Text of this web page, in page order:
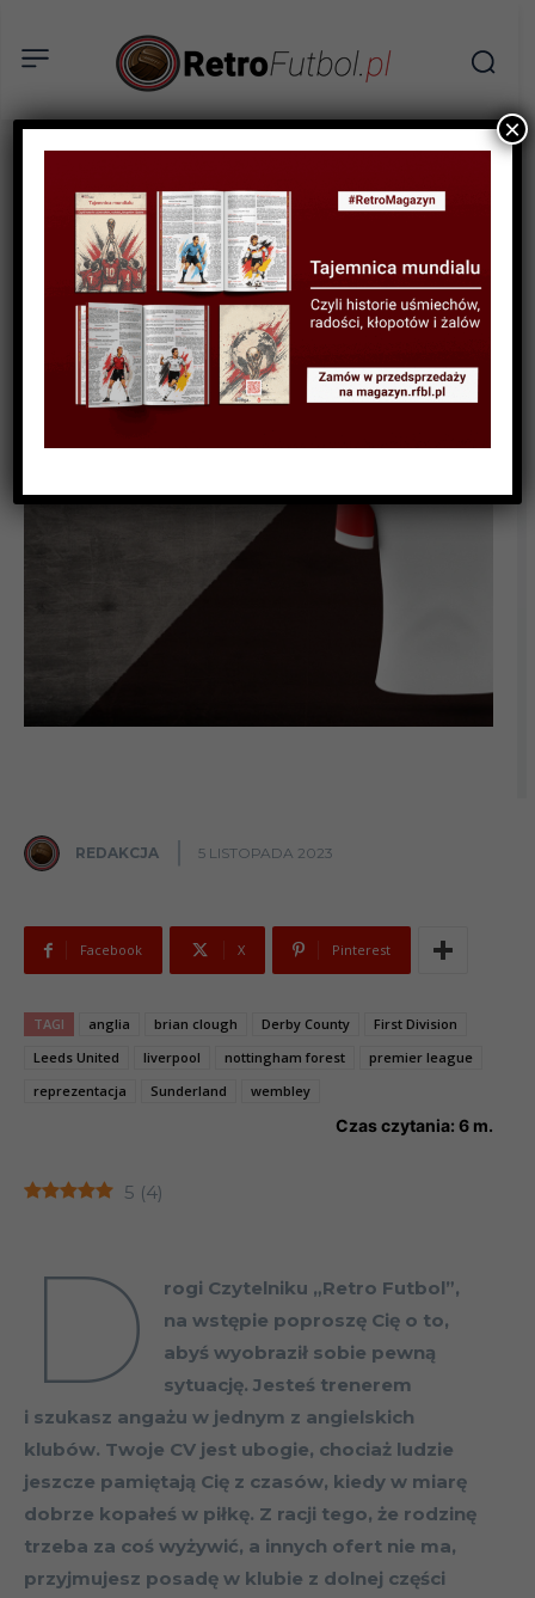
BIOGRAFIE PIŁKARZY
Brian Clough – ciekawy
przypadek
REDAKCJA 5 LISTOPADA 2023
Facebook X Pinterest
TAGI anglia brian clough Derby County
First Division
Leeds United
liverpool nottingham forest
premier league
reprezentacja
Sunderland wembley
Czas czytania: 6 m.
5 (4)
D
rogi Czytelniku „Retro Futbol”,
na wstępie poproszę Cię o to,
abyś wyobraził sobie pewną
sytuację. Jesteś trenerem
i szukasz angażu w jednym z angielskich
klubów. Twoje CV jest ubogie, chociaż ludzie
jeszcze pamiętają Cię z czasów, kiedy w miarę
dobrze kopałeś w piłkę. Z racji tego, że rodzinę
trzeba za coś wyżywić, a innych ofert nie ma,
przyjmujesz posadę w klubie z dolnej części
×